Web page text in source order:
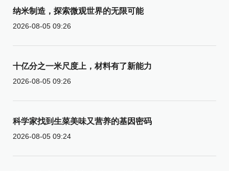
纳米制造，探索微观世界的无限可能
2026-08-05 09:26
十亿分之一米尺度上，材料有了新能力
2026-08-05 09:26
科学家找到生菜美味又营养的基因密码
2026-08-05 09:24